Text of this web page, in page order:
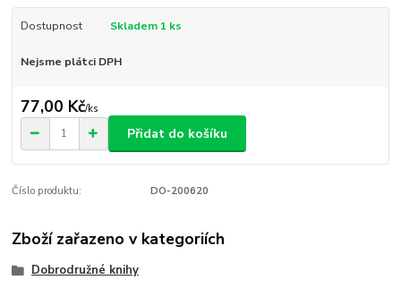
Dostupnost Skladem 1 ks
Nejsme plátci DPH
77,00 Kč/ks
Přidat do košíku
Číslo produktu: DO-200620
Zboží zařazeno v kategoriích
Dobrodružné knihy